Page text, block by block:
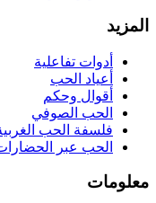
المزيد
أدوات تفاعلية
أعياد الحب
أقوال وحكم
الحب الصوفي
فلسفة الحب
الحب عبر
معلومات